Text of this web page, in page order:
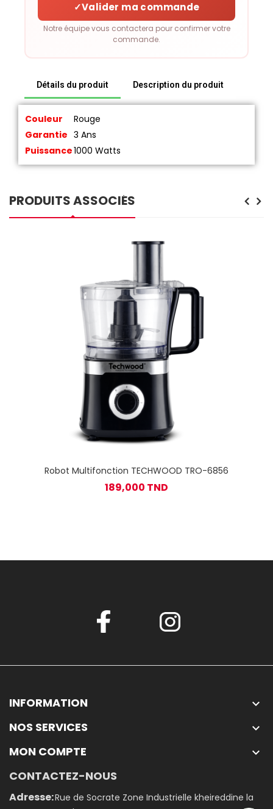
✓Valider ma commande
Notre équipe vous contactera pour confirmer votre
commande.
Détails du produit Description du produit
Couleur
Rouge
Garantie 3 Ans
Puissance1000 Watts
PRODUITS ASSOCIÉS
Robot Multifonction TECHWOOD TRO-6856
189,000 TND
INFORMATION 
NOS SERVICES 
MON COMPTE 
CONTACTEZ-NOUS
Adresse:Rue de Socrate Zone Industrielle kheireddine la